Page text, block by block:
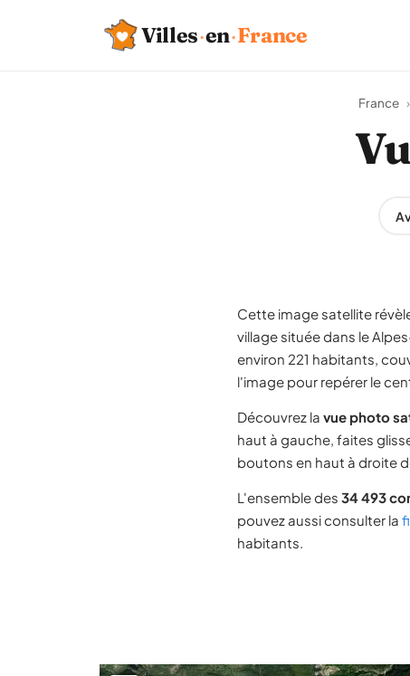
Villes·en·France
France ›
Cette image satellite
village située dans le
environ 221 habitants,
l'image pour repérer le
Découvrez la vue photo
haut à gauche, faites
boutons en haut à droite
L'ensemble des 34 493
pouvez aussi consulter la
habitants.